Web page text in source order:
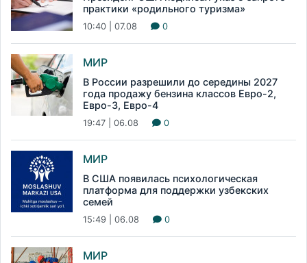
практики «родильного туризма»
10:40 | 07.08 0
МИР
В России разрешили до середины 2027
года продажу бензина классов Евро-2,
Евро-3, Евро-4
19:47 | 06.08 0
МИР
В США появилась психологическая
платформа для поддержки узбекских
семей
15:49 | 06.08 0
МИР